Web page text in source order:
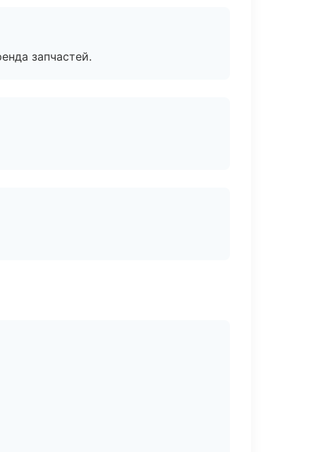
запчастей.